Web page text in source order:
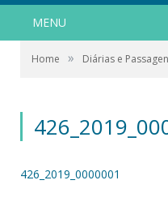
MENU
Home » Diárias e
426_2019_0000001